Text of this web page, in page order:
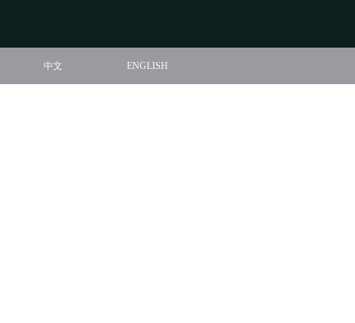
中文 ENGLISH